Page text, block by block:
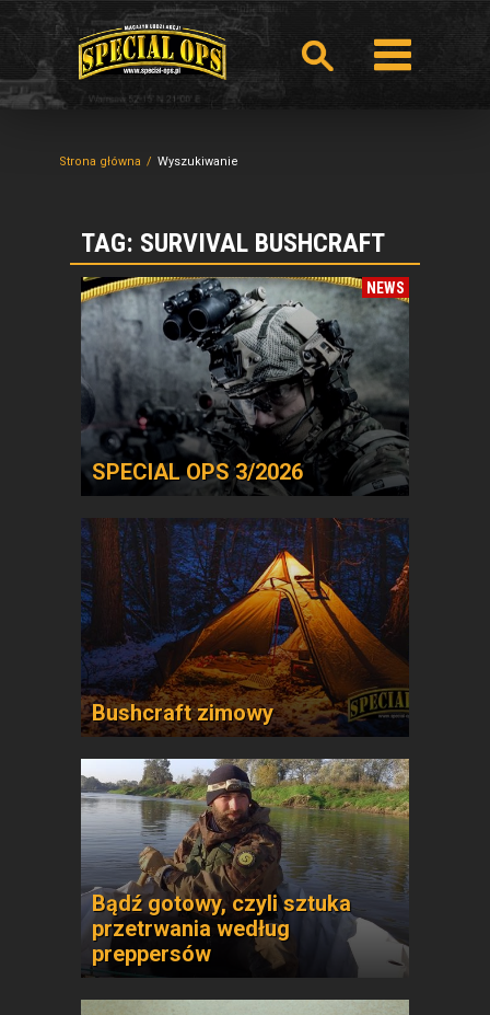
Strona główna Wyszukiwanie
TAG: SURVIVAL BUSHCRAFT
NEWS
SPECIAL OPS 3/2026
Bushcraft zimowy
Bądź gotowy, czyli sztuka
przetrwania według
preppersów